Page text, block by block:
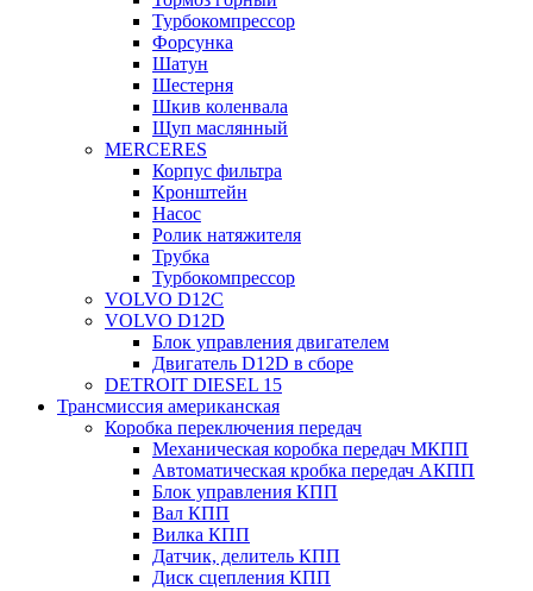
Турбокомпрессор
Форсунка
Шатун
Шестерня
Шкив коленвала
Щуп маслянный
MERCERES
Корпус фильтра
Кронштейн
Насос
Ролик натяжителя
Трубка
Турбокомпрессор
VOLVO D12C
VOLVO D12D
Блок управления двигателем
Двигатель D12D в сборе
DETROIT DIESEL 15
Трансмиссия американская
Коробка переключения передач
Механическая коробка передач МКПП
Автоматическая кробка передач АКПП
Блок управления КПП
Вал КПП
Вилка КПП
Датчик, делитель КПП
Диск сцепления КПП